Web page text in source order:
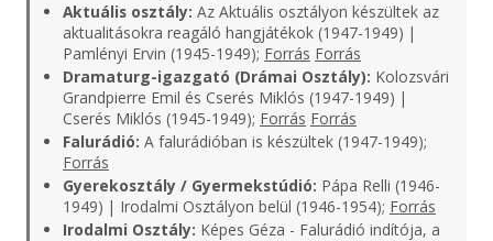
Aktuális osztály: Az Aktuális osztályon készültek az
aktualitásokra reagáló hangjátékok (1947-1949) |
Pamlényi Ervin (1945-1949); Forrás Forrás
Dramaturg-igazgató (Drámai Osztály): Kolozsvári
Grandpierre Emil és Cserés Miklós (1947-1949) |
Cserés Miklós (1945-1949); Forrás Forrás
Falurádió: A falurádióban is készültek (1947-1949);
Forrás
Gyerekosztály / Gyermekstúdió: Pápa Relli (1946-
1949) | Irodalmi Osztályon belül (1946-1954); Forrás
Irodalmi Osztály: Képes Géza - Falurádió indítója, a